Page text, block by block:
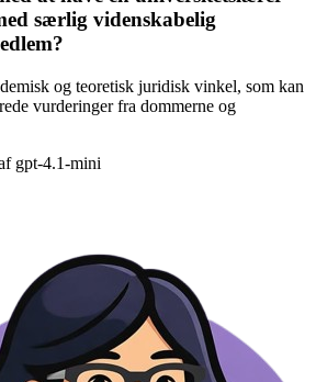
særlig videnskabelig
og teoretisk juridisk vinkel, som kan
vurderinger fra dommerne og
gpt-4.1-mini